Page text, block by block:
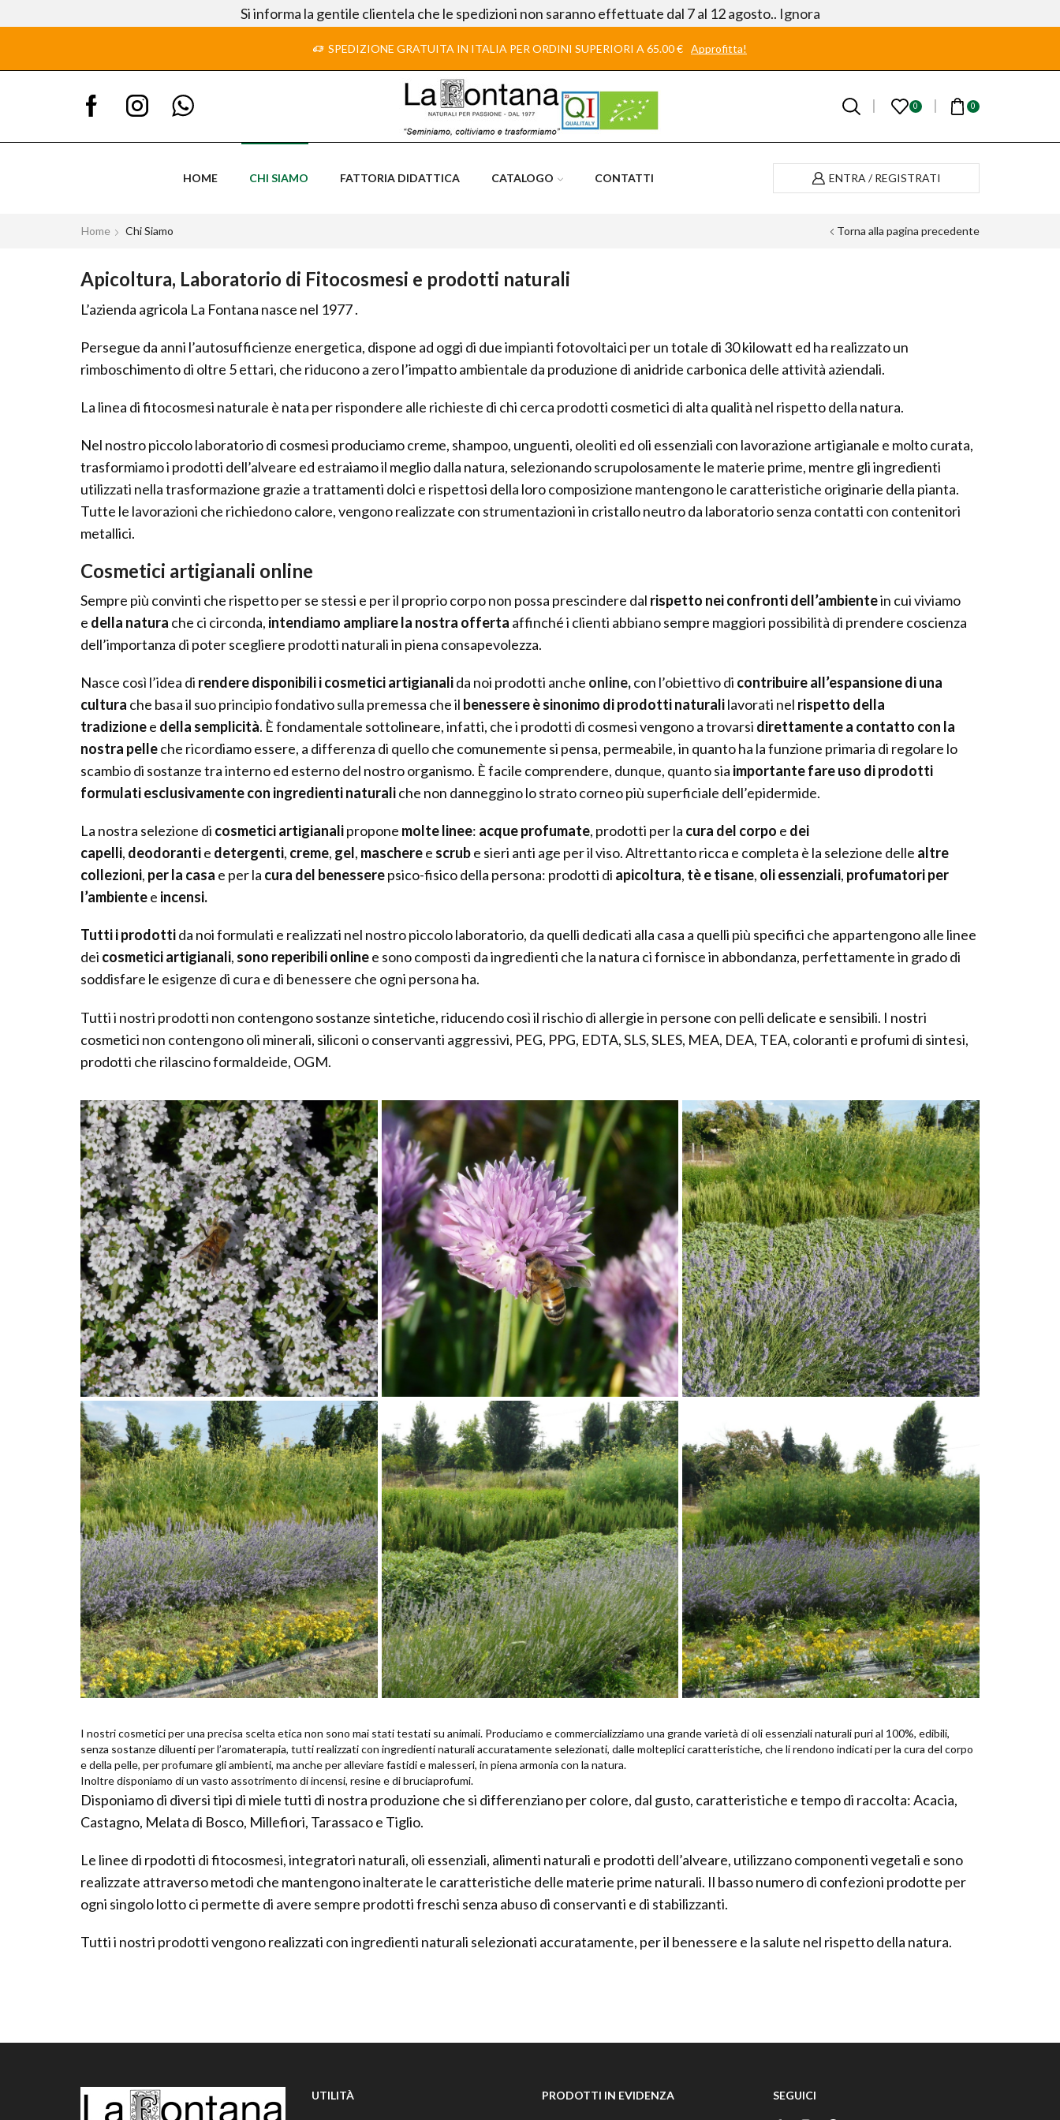
Si informa la gentile clientela che le spedizioni non saranno effettuate dal 7 al 12 agosto.. Ignora
SPEDIZIONE GRATUITA IN ITALIA PER ORDINI SUPERIORI A 65.00 € Approfitta!
0 0
HOME CHI SIAMO FATTORIA DIDATTICA CATALOGO CONTATTI ENTRA / REGISTRATI
Torna alla pagina precedente
Home Chi Siamo
Apicoltura, Laboratorio di Fitocosmesi e prodotti naturali
L’azienda agricola La Fontana nasce nel 1977 .
Persegue da anni l’autosufficienze energetica, dispone ad oggi di due impianti fotovoltaici per un totale di 30 kilowatt ed ha realizzato un
rimboschimento di oltre 5 ettari, che riducono a zero l’impatto ambientale da produzione di anidride carbonica delle attività aziendali.
La linea di fitocosmesi naturale è nata per rispondere alle richieste di chi cerca prodotti cosmetici di alta qualità nel rispetto della natura.
Nel nostro piccolo laboratorio di cosmesi produciamo creme, shampoo, unguenti, oleoliti ed oli essenziali con lavorazione artigianale e molto curata,
trasformiamo i prodotti dell’alveare ed estraiamo il meglio dalla natura, selezionando scrupolosamente le materie prime, mentre gli ingredienti
utilizzati nella trasformazione grazie a trattamenti dolci e rispettosi della loro composizione mantengono le caratteristiche originarie della pianta.
Tutte le lavorazioni che richiedono calore, vengono realizzate con strumentazioni in cristallo neutro da laboratorio senza contatti con contenitori
metallici.
Cosmetici artigianali online
Sempre più convinti che rispetto per se stessi e per il proprio corpo non possa prescindere dal rispetto nei confronti dell’ambientein cui viviamo
e della natura che ci circonda, intendiamo ampliare la nostra offerta affinché i clienti abbiano sempre maggiori possibilità di prendere coscienza
dell’importanza di poter scegliere prodotti naturali in piena consapevolezza.
Nasce così l’idea di rendere disponibili i cosmetici artigianalida noi prodotti anche online,con l’obiettivo di contribuire all’espansione di una
cultura che basa il suo principio fondativo sulla premessa che il benessere è sinonimo di prodotti naturalilavorati nel rispetto della
tradizionee della semplicità. È fondamentale sottolineare, infatti, che i prodotti di cosmesi vengono a trovarsi direttamente a contatto con la
nostra pelleche ricordiamo essere, a differenza di quello che comunemente si pensa, permeabile, in quanto ha la funzione primaria di regolare lo
scambio di sostanze tra interno ed esterno del nostro organismo. È facile comprendere, dunque, quanto sia importante fare uso di prodotti
formulati esclusivamente con ingredienti naturaliche non danneggino lo strato corneo più superficiale dell’epidermide.
La nostra selezione di cosmetici artigianalipropone molte linee: acque profumate, prodotti per la cura del corpo e dei
capelli, deodorantie detergenti, creme, gel, mascheree scrube sieri anti age per il viso. Altrettanto ricca e completa è la selezione delle altre
collezioni, per la casa e per la cura del benesserepsico-fisico della persona: prodotti di apicoltura, tè e tisane, oli essenziali, profumatori per
l’ambientee incensi.
Tutti i prodottida noi formulati e realizzati nel nostro piccolo laboratorio, da quelli dedicati alla casa a quelli più specifici che appartengono alle linee
dei cosmetici artigianali, sono reperibili onlinee sono composti da ingredienti che la natura ci fornisce in abbondanza, perfettamente in grado di
soddisfare le esigenze di cura e di benessere che ogni persona ha.
Tutti i nostri prodotti non contengono sostanze sintetiche, riducendo così il rischio di allergie in persone con pelli delicate e sensibili. I nostri
cosmetici non contengono oli minerali, siliconi o conservanti aggressivi, PEG, PPG, EDTA, SLS, SLES, MEA, DEA, TEA, coloranti e profumi di sintesi,
prodotti che rilascino formaldeide, OGM.
I nostri cosmetici per una precisa scelta etica non sono mai stati testati su animali. Produciamo e commercializziamo una grande varietà di oli essenziali naturali puri al 100%, edibili,
senza sostanze diluenti per l’aromaterapia, tutti realizzati con ingredienti naturali accuratamente selezionati, dalle molteplici caratteristiche, che li rendono indicati per la cura del corpo
e della pelle, per profumare gli ambienti, ma anche per alleviare fastidi e malesseri, in piena armonia con la natura.
Inoltre disponiamo di un vasto assotrimento di incensi, resine e di bruciaprofumi.
Disponiamo di diversi tipi di miele tutti di nostra produzione che si differenziano per colore, dal gusto, caratteristiche e tempo di raccolta: Acacia,
Castagno, Melata di Bosco, Millefiori, Tarassaco e Tiglio.
Le linee di rpodotti di fitocosmesi, integratori naturali, oli essenziali, alimenti naturali e prodotti dell’alveare, utilizzano componenti vegetali e sono
realizzate attraverso metodi che mantengono inalterate le caratteristiche delle materie prime naturali. Il basso numero di confezioni prodotte per
ogni singolo lotto ci permette di avere sempre prodotti freschi senza abuso di conservanti e di stabilizzanti.
Tutti i nostri prodotti vengono realizzati con ingredienti naturali selezionati accuratamente, per il benessere e la salute nel rispetto della natura.
UTILITÀ PRODOTTI IN EVIDENZA SEGUICI